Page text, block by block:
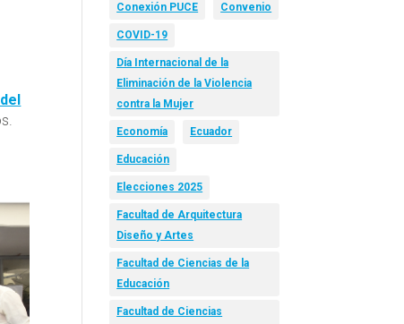
Conexión PUCE Convenio
COVID-19
Día Internacional de la
Eliminación de la Violencia
contra la Mujer
Economía Ecuador
Educación
Elecciones 2025
Facultad de Arquitectura
Diseño y Artes
Facultad de Ciencias de la
Educación
Facultad de Ciencias